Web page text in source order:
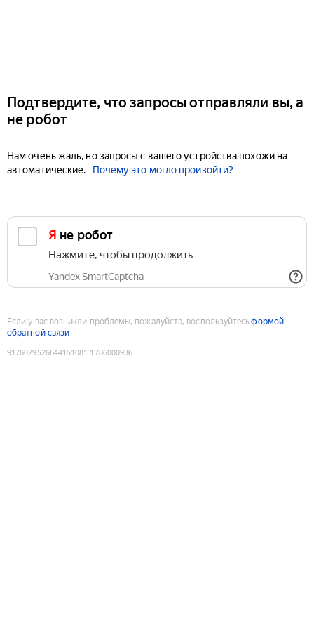
Подтвердите, что запросы отправляли вы, а
не робот
Нам очень жаль, но запросы с вашего устройства похожи на
автоматические.
Почему это могло произойти?
Я не робот
Нажмите, чтобы продолжить
Yandex SmartCaptcha
Если у вас возникли проблемы, пожалуйста, воспользуйтесьформой
обратной связи
9176029526644151081 :1786000936